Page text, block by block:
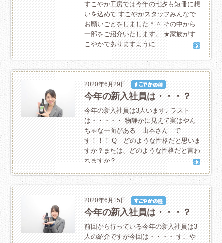
すこやか工房では今年の七夕も短冊に想
いを込めて すこやかスタッフみんなで
お願いごとをしました＾＾ その中から
一部をご紹介いたします。 ★家族がす
こやかでありますように...
2020年6月29日
今年の新入社員は・・・？
今年の新入社員は3人います♪ ラスト
は・・・・・ 物静かに見えて実はやん
ちゃな一面がある 山本さん で
す！！！ Q どのような性格だと思いま
すか？または、どのような性格だと言わ
れますか？ ...
2020年6月15日
今年の新入社員は・・・？
前回から行っている今年の新入社員は3
人の紹介ですが今回は・・・・ すこや